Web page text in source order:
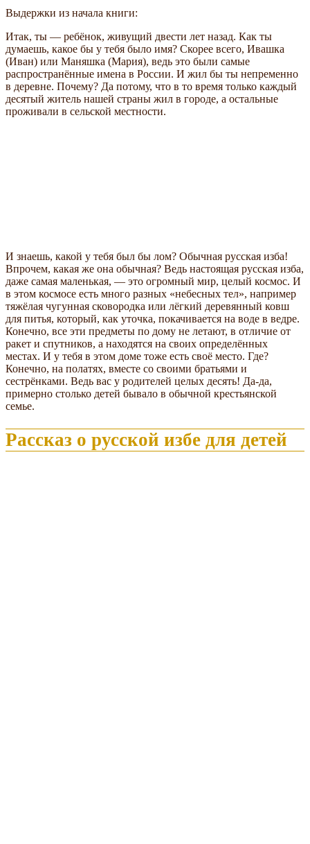
Выдержки из начала книги:
Итак, ты — ребёнок, живущий двести лет назад. Как ты
думаешь, какое бы у тебя было имя? Скорее всего, Ивашка
(Иван) или Маняшка (Мария), ведь это были самые
распространённые имена в России. И жил бы ты непременно
в деревне. Почему? Да потому, что в то время только каждый
десятый житель нашей страны жил в городе, а остальные
проживали в сельской местности.
И знаешь, какой у тебя был бы лом? Обычная русская изба!
Впрочем, какая же она обычная? Ведь настоящая русская изба,
даже самая маленькая, — это огромный мир, целый космос. И
в этом космосе есть много разных «небесных тел», например
тяжёлая чугунная сковородка или лёгкий деревянный ковш
для питья, который, как уточка, покачивается на воде в ведре.
Конечно, все эти предметы по дому не летают, в отличие от
ракет и спутников, а находятся на своих определённых
местах. И у тебя в этом доме тоже есть своё место. Где?
Конечно, на полатях, вместе со своими братьями и
сестрёнками. Ведь вас у родителей целых десять! Да-да,
примерно столько детей бывало в обычной крестьянской
семье.
Рассказ о русской избе для детей